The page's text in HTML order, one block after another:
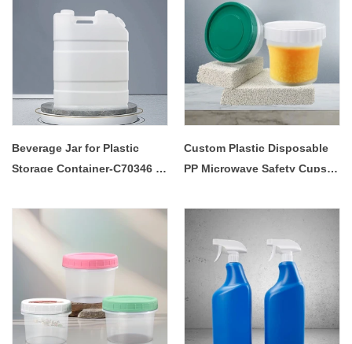
Beverage Jar for Plastic
Storage Container-C70346 -
Custom Plastic Disposable
PP Microwave Safety Cups
Sauce - COPY - e089tv